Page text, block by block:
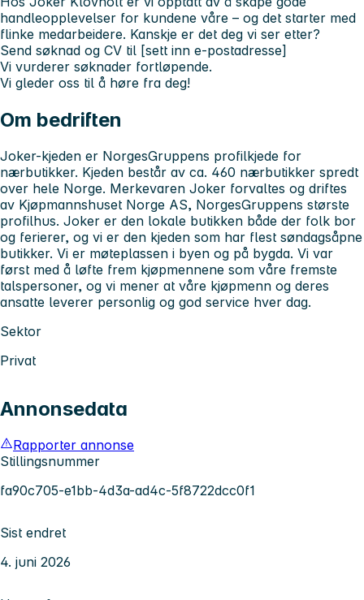
handleopplevelser for kundene våre – og det starter med
flinke medarbeidere. Kanskje er det deg vi ser etter?
Send søknad og CV til [sett inn e-postadresse]
Vi vurderer søknader fortløpende.
Vi gleder oss til å høre fra deg!
Om bedriften
Joker-kjeden er NorgesGruppens profilkjede for
nærbutikker. Kjeden består av ca. 460 nærbutikker spredt
over hele Norge. Merkevaren Joker forvaltes og driftes
av Kjøpmannshuset Norge AS, NorgesGruppens største
profilhus. Joker er den lokale butikken både der folk bor
og ferierer, og vi er den kjeden som har flest søndagsåpne
butikker. Vi er møteplassen i byen og på bygda. Vi var
først med å løfte frem kjøpmennene som våre fremste
talspersoner, og vi mener at våre kjøpmenn og deres
ansatte leverer personlig og god service hver dag.
Sektor
Privat
Annonsedata
Rapporter annonse
Stillingsnummer
fa90c705-e1bb-4d3a-ad4c-5f8722dcc0f1
Sist endret
4. juni 2026